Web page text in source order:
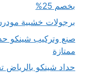
بخصم 25%
برجولات خشبية مودرن
صنع وتركيب شينكو
ممتازة
حداد شينكو بالرياض